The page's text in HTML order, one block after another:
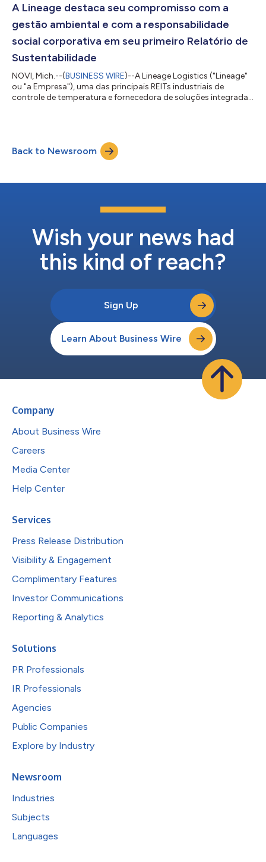
cúbicos de capacidade. A instalação de 343.250 pés
quadrados na 4150 N. Dallas Avenue atenderá a u...
A Lineage destaca seu compromisso com a
gestão ambiental e com a responsabilidade
social corporativa em seu primeiro Relatório de
Sustentabilidade
NOVI, Mich.--(BUSINESS WIRE)--A Lineage Logistics ("Lineage"
ou "a Empresa"), uma das principais REITs industriais de
controle de temperatura e fornecedora de soluções integradas
Relatório de Sustentabilidade da Lineage para 2022 é "Feito
para isso" – o que significa que a Lineage não apenas construiu
Back to Newsroom
Wish your news had
this kind of reach?
Sign Up
Learn About Business Wire
Company
About Business Wire
Careers
Media Center
Help Center
Services
Press Release Distribution
Visibility & Engagement
Complimentary Features
Investor Communications
Reporting & Analytics
Solutions
PR Professionals
IR Professionals
Agencies
Public Companies
Explore by Industry
Newsroom
Industries
Subjects
Languages